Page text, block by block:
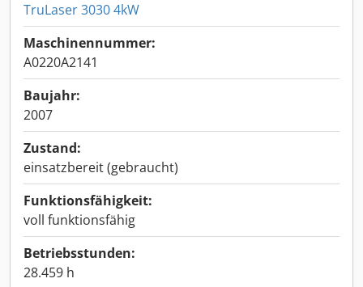
TruLaser 3030 4kW
Maschinennummer:
A0220A2141
Baujahr:
2007
Zustand:
einsatzbereit (gebraucht)
Funktionsfähigkeit:
voll funktionsfähig
Betriebsstunden:
28.459 h